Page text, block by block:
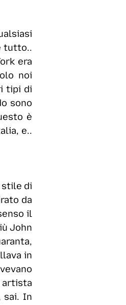
tutto..
era
noi
tipi di
sono
è
e..
stile di
da
il
John
in
artista
sai. In